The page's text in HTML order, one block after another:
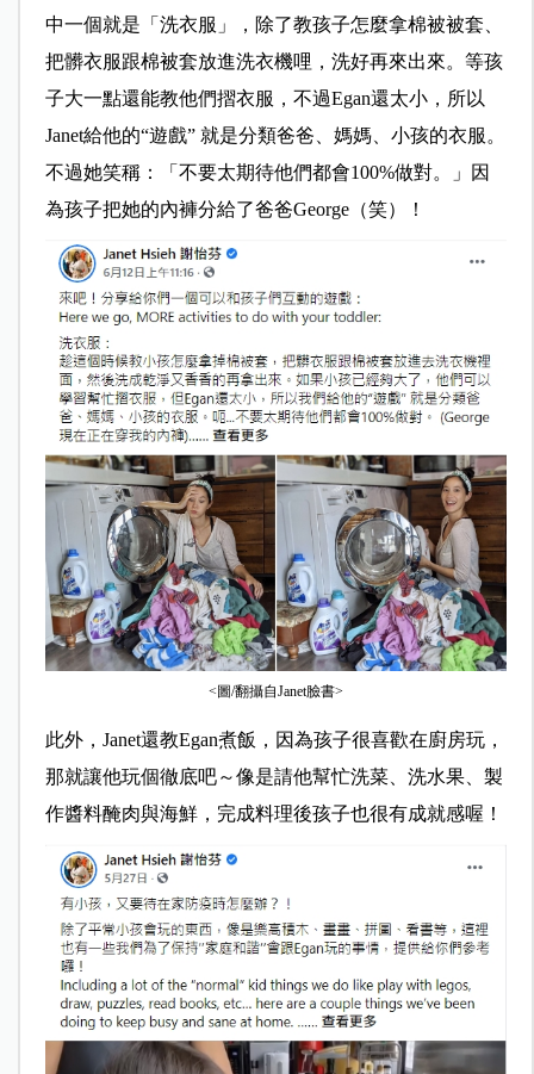
中一個就是「洗衣服」，除了教孩子怎麼拿棉被被套、
把髒衣服跟棉被套放進洗衣機哩，洗好再來出來。等孩
子大一點還能教他們摺衣服，不過Egan還太小，所以
Janet給他的“遊戲” 就是分類爸爸、媽媽、小孩的衣服。
不過她笑稱：「不要太期待他們都會100%做對。」因
為孩子把她的內褲分給了爸爸George（笑）！
<圖/翻攝自Janet臉書>
此外，Janet還教Egan煮飯，因為孩子很喜歡在廚房玩，
那就讓他玩個徹底吧～像是請他幫忙洗菜、洗水果、製
作醬料醃肉與海鮮，完成料理後孩子也很有成就感喔！